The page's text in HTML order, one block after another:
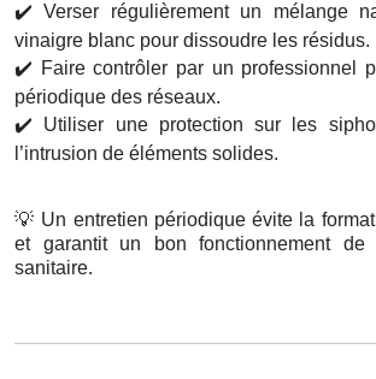
✔️ Verser régulièrement un mélange
vinaigre blanc pour dissoudre les résidus.
✔️ Faire contrôler par un professionnel
périodique des réseaux.
✔️ Utiliser une protection sur les
l’intrusion de éléments solides.
💡 Un entretien périodique évite la
et garantit un bon fonctionnement de
sanitaire.